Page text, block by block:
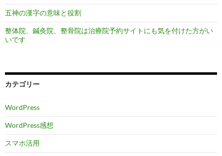
五神の漢字の意味と役割
整体院、鍼灸院、整骨院は治療院予約サイトにも気を付けた方がい
いです
カテゴリー
WordPress
WordPress感想
スマホ活用